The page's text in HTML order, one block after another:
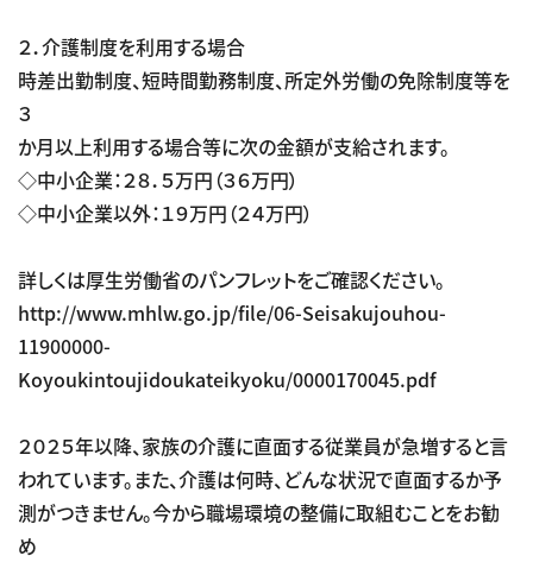
２．介護制度を利用する場合
時差出勤制度、短時間勤務制度、所定外労働の免除制度等を
３
か月以上利用する場合等に次の金額が支給されます。
◇中小企業：２８．５万円（３６万円）
◇中小企業以外：１９万円（２４万円）
詳しくは厚生労働省のパンフレットをご確認ください。
http://www.mhlw.go.jp/file/06-Seisakujouhou-
11900000-
Koyoukintoujidoukateikyoku/0000170045.pdf
２０２５年以降、家族の介護に直面する従業員が急増すると言
われています。また、介護は何時、どんな状況で直面するか予
測がつきません。今から職場環境の整備に取組むことをお勧
め